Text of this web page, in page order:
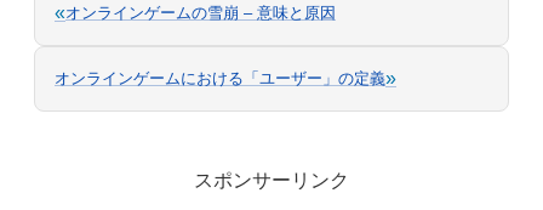
«オンラインゲームの雪崩 – 意味と原因
オンラインゲームにおける「ユーザー」の定義»
スポンサーリンク